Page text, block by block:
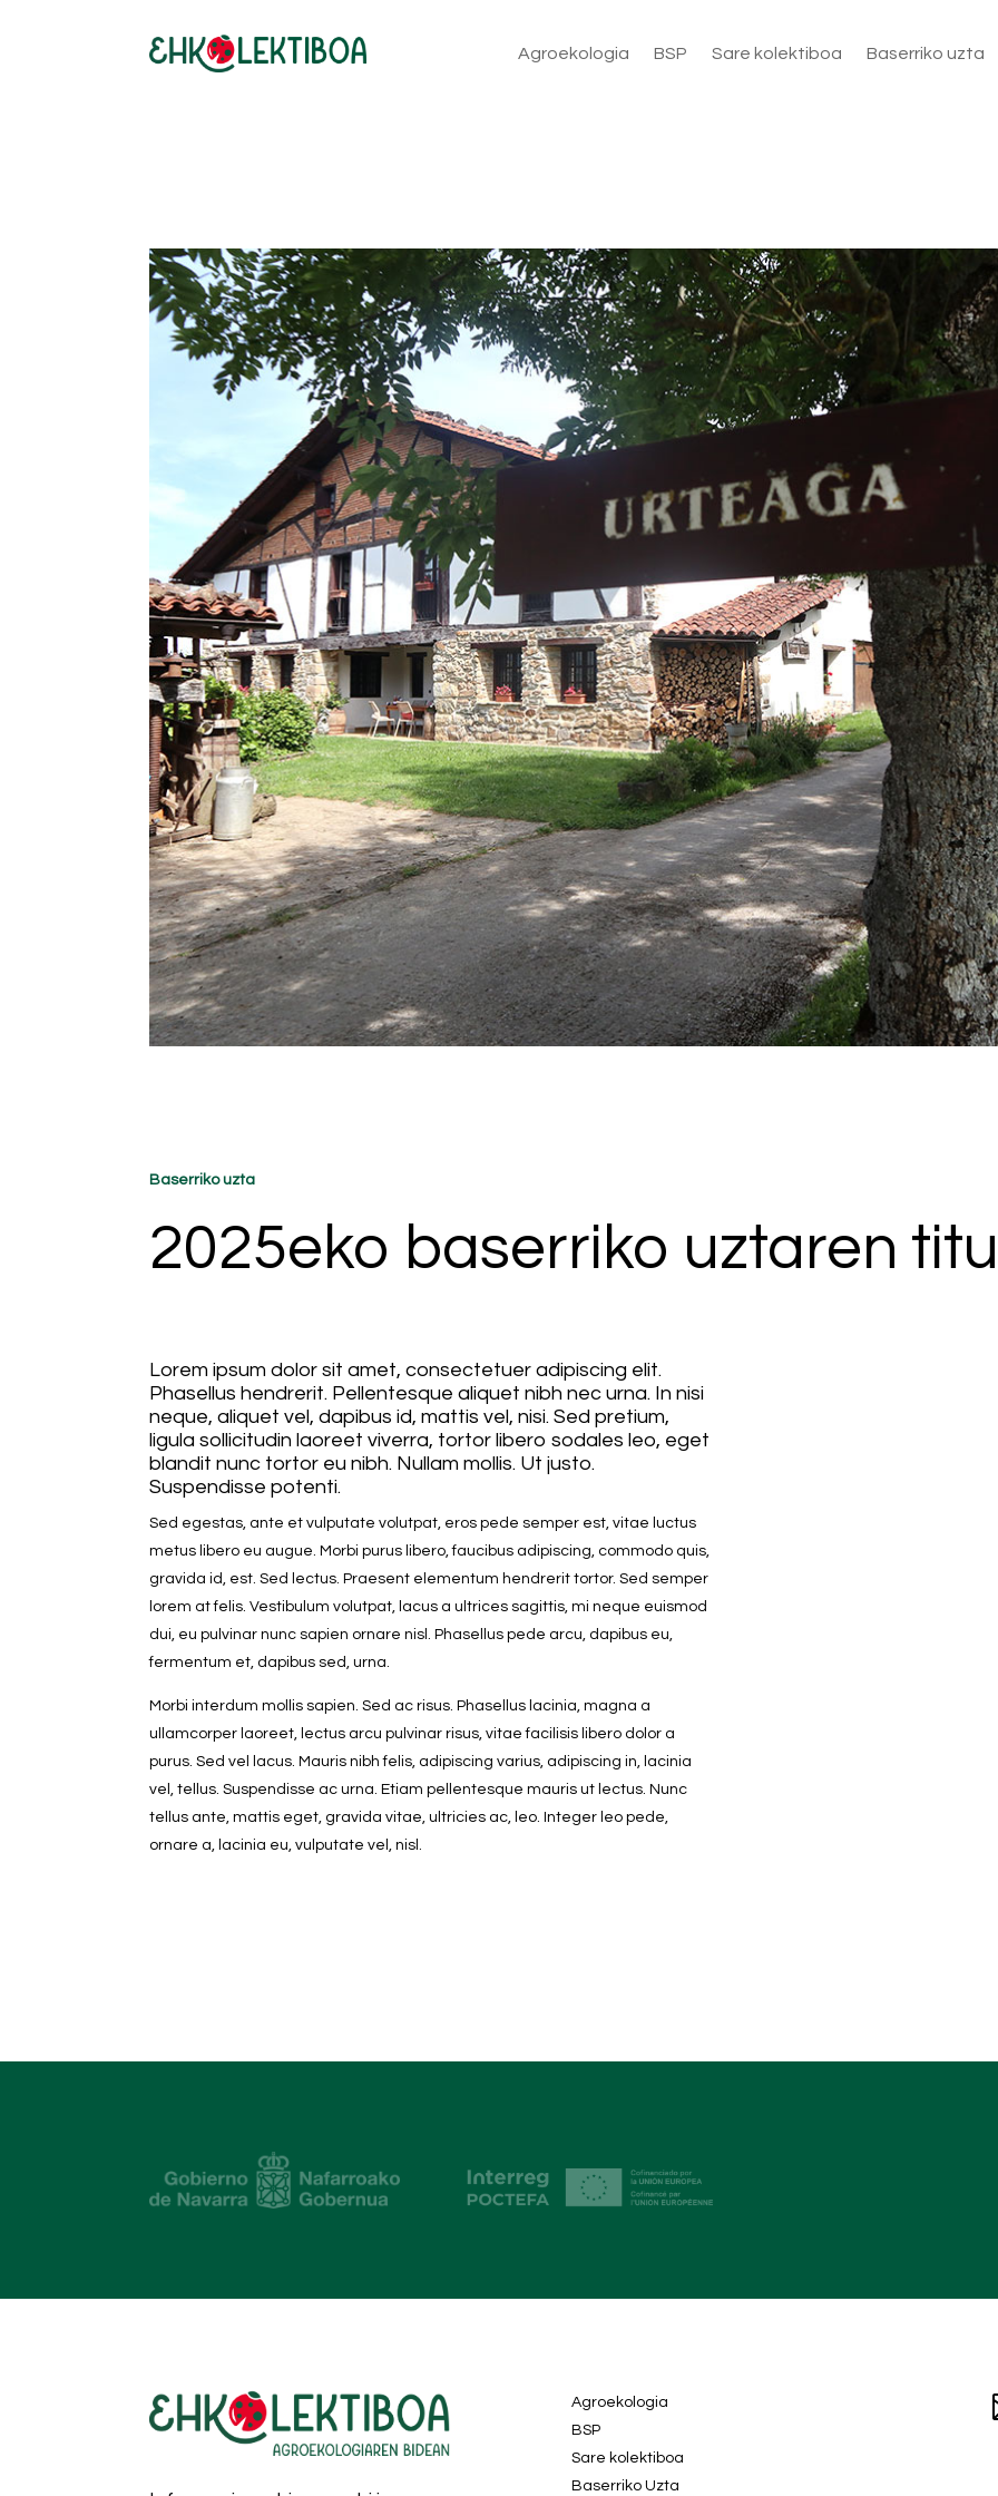
Agroekologia BSP Sare kolektiboa Baserriko uzta
Baserriko uzta
2025eko baserriko uztaren
Lorem ipsum dolor sit amet, consectetuer adipiscing elit.
Phasellus hendrerit. Pellentesque aliquet nibh nec urna. In nisi
neque, aliquet vel, dapibus id, mattis vel, nisi. Sed pretium,
ligula sollicitudin laoreet viverra, tortor libero sodales leo, eget
blandit nunc tortor eu nibh. Nullam mollis. Ut justo.
Suspendisse potenti.
Sed egestas, ante et vulputate volutpat, eros pede semper est, vitae luctus
metus libero eu augue. Morbi purus libero, faucibus adipiscing, commodo quis,
gravida id, est. Sed lectus. Praesent elementum hendrerit tortor. Sed semper
lorem at felis. Vestibulum volutpat, lacus a ultrices sagittis, mi neque euismod
dui, eu pulvinar nunc sapien ornare nisl. Phasellus pede arcu, dapibus eu,
fermentum et, dapibus sed, urna.
Morbi interdum mollis sapien. Sed ac risus. Phasellus lacinia, magna a
ullamcorper laoreet, lectus arcu pulvinar risus, vitae facilisis libero dolor a
purus. Sed vel lacus. Mauris nibh felis, adipiscing varius, adipiscing in, lacinia
vel, tellus. Suspendisse ac urna. Etiam pellentesque mauris ut lectus. Nunc
tellus ante, mattis eget, gravida vitae, ultricies ac, leo. Integer leo pede,
ornare a, lacinia eu, vulputate vel, nisl.
Agroekologia
BSP
Sare kolektiboa
Baserriko Uzta